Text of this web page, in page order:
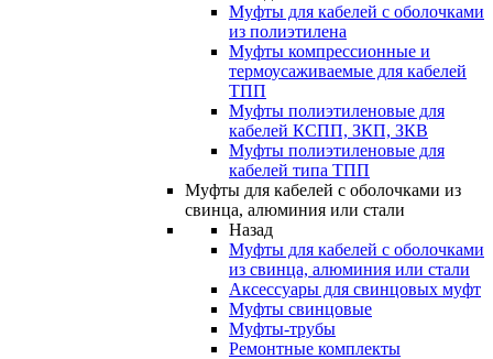
Муфты для кабелей с оболочками
из полиэтилена
Муфты компрессионные и
термоусаживаемые для кабелей
ТПП
Муфты полиэтиленовые для
кабелей КСПП, ЗКП, ЗКВ
Муфты полиэтиленовые для
кабелей типа ТПП
Муфты для кабелей с оболочками из
свинца, алюминия или стали
Назад
Муфты для кабелей с оболочками
из свинца, алюминия или стали
Аксессуары для свинцовых муфт
Муфты свинцовые
Муфты-трубы
Ремонтные комплекты